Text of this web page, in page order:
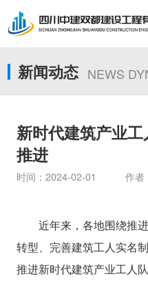
新闻动态 NEWS
新时代建筑产业
推进
时间：2024-02-01 作
近年来，各地围绕推
转型、完善建筑工人实名
推进新时代建筑产业工人